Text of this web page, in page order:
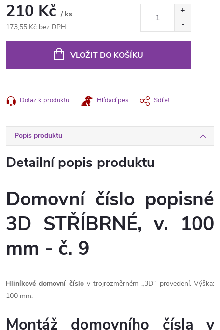
210 Kč / ks
173,55 Kč bez DPH
VLOŽIT DO KOŠÍKU
Dotaz k produktu Hlídací pes Sdílet
Popis produktu
Detailní popis produktu
Domovní číslo popisné
3D STŘÍBRNÉ, v. 100
mm - č. 9
Hliníkové domovní číslov trojrozměrném „3D“ provedení. Výška:
100 mm.
Montáž domovního čísla v